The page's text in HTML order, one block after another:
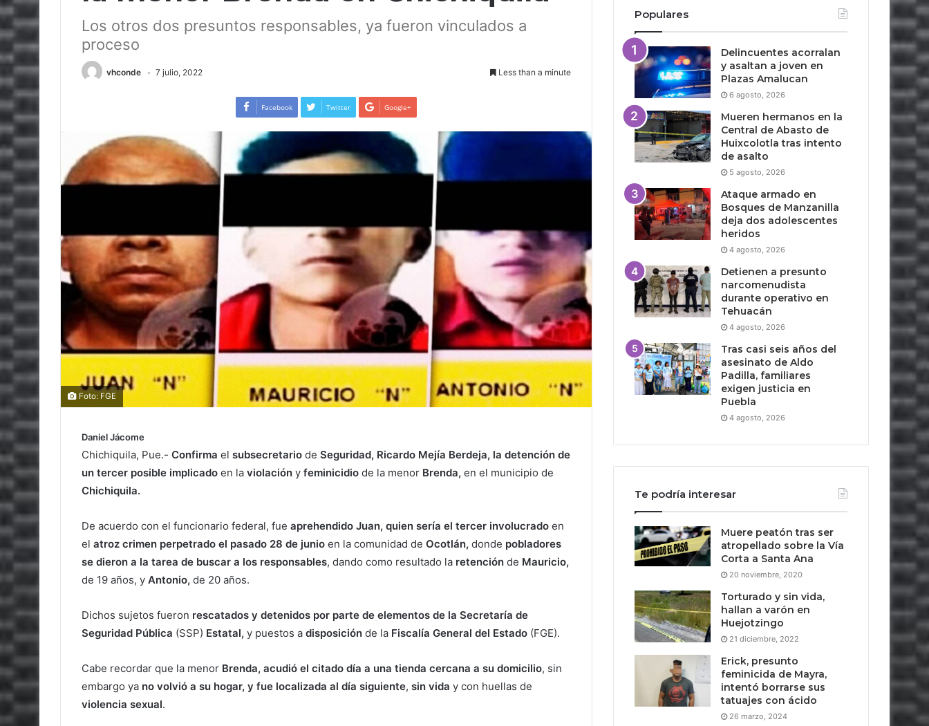
Los otros dos presuntos responsables, ya fueron vinculados a
proceso
vhconde 7 julio, 2022 Less than a minute
Facebook Twitter Google+
Foto: FGE
Daniel Jácome
Chichiquila, Pue.- Confirma el subsecretario de Seguridad, Ricardo Mejía Berdeja, la detención de
un tercer posible implicado en la violación y feminicidio de la menor Brenda, en el municipio de
Chichiquila.
De acuerdo con el funcionario federal, fue aprehendido Juan, quien sería el tercer involucrado en
el atroz crimen perpetrado el pasado 28 de junio en la comunidad de Ocotlán, donde pobladores
se dieron a la tarea de buscar a los responsables, dando como resultado la retención de Mauricio,
de 19 años, y Antonio, de 20 años.
Dichos sujetos fueron rescatados y detenidos por parte de elementos de la Secretaría de
Seguridad Pública (SSP) Estatal, y puestos a disposición de la Fiscalía General del Estado (FGE).
Cabe recordar que la menor Brenda, acudió el citado día a una tienda cercana a su domicilio, sin
embargo ya no volvió a su hogar, y fue localizada al día siguiente, sin vida y con huellas de
violencia sexual.
Populares
Delincuentes acorralan
y asaltan a joven en
Plazas Amalucan
6 agosto, 2026
Mueren hermanos en la
Central de Abasto de
Huixcolotla tras intento
de asalto
5 agosto, 2026
Ataque armado en
Bosques de Manzanilla
deja dos adolescentes
heridos
4 agosto, 2026
Detienen a presunto
narcomenudista
durante operativo en
Tehuacán
4 agosto, 2026
Tras casi seis años del
asesinato de Aldo
Padilla, familiares
exigen justicia en
Puebla
4 agosto, 2026
Te podría interesar
Muere peatón tras ser
atropellado sobre la Vía
Corta a Santa Ana
20 noviembre, 2020
Torturado y sin vida,
hallan a varón en
Huejotzingo
21 diciembre, 2022
Erick, presunto
feminicida de Mayra,
intentó borrarse sus
tatuajes con ácido
26 marzo, 2024